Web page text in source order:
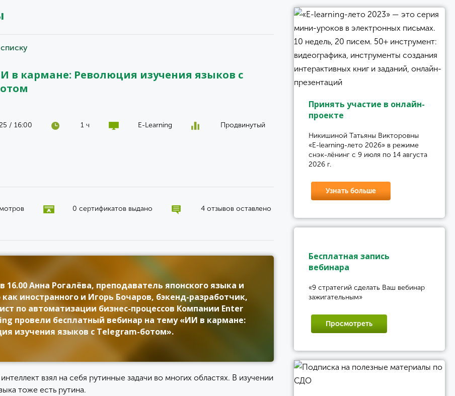
в кармане: Революция изучения языков с
/ 16:00 1 ч E-Learning Продвинутый
0 сертификатов выдано 4 отзывов оставлено
16.00 Анна Рогалёва, преподаватель японского языка и
как иностранного и Игорь Бочаров, бэкенд-разработчик,
по автоматизации бизнес-процессов Компании Enter
провели бесплатный вебинар на тему «ИИ в кармане:
изучения языков с Telegram-ботом».
взял на себя рутинные задачи во многих областях. В изучении
тоже есть рутина.
Принять участие в онлайн-
проекте
Никишиной Татьяны Викторовны
«E-learning-лето 2026» в режиме
снэк-лёнинг с 9 июля по 14 августа
2026 г.
Узнать больше
Бесплатная запись
вебинара
«9 стратегий сделать Ваш вебинар
зажигательным»
Просмотреть